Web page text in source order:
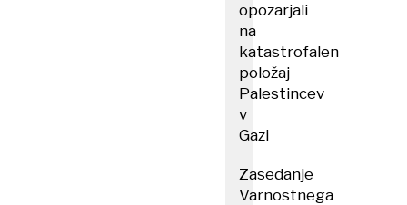
opozarjali
na
katastrofalen
položaj
Palestincev
v
Gazi
Zasedanje
Varnostnega